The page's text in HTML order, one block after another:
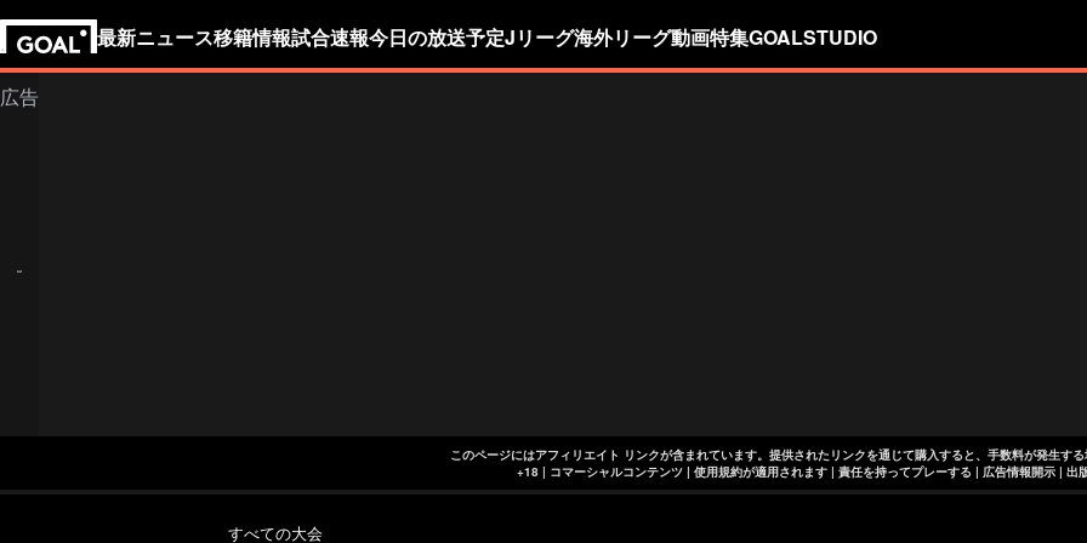
最新ニュース移籍情報試合速報今日の放送予定Jリーグ海外リーグ動画特集GOALSTUDIO
このページにはアフィリエイト リンクが含まれています。提供されたリンクを通じて購入すると、手数料が発生する
+18 | コマーシャルコンテンツ | 使用規約が適用されます | 責任を持ってプレーする | 広告情報開示| 出
すべての大会